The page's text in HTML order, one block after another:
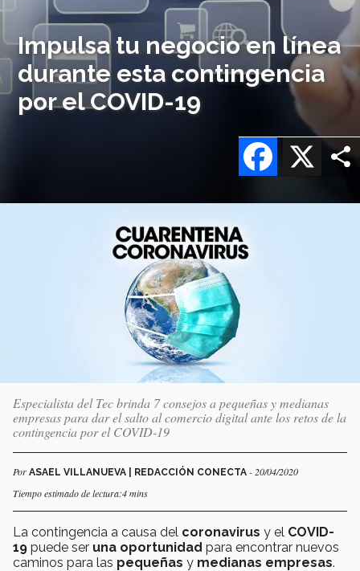
Impulsa tu negocio en línea
durante esta contingencia
por el COVID-19
X
Facebook
Especialista del Tec brinda 7 consejos a pequeñas y medianas
empresas para dar el salto al comercio digital ante los retos de la
contingencia por el COVID-19
Por ASAEL VILLANUEVA | REDACCIÓN CONECTA - 20/04/2020
Tiempo estimado de lectura:4 mins
La contingencia a causa del coronavirus y el COVID-
19 puede ser una oportunidad para encontrar nuevos
caminos para las pequeñas y medianas empresas.